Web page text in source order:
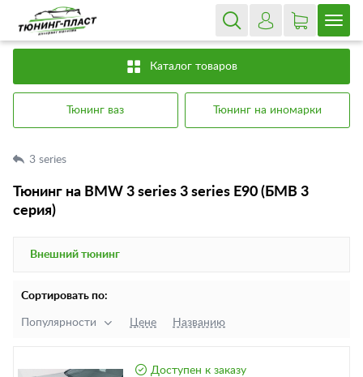
Каталог товаров
Тюнинг ваз Тюнинг на иномарки
3 series
Тюнинг на BMW 3 series 3 series E90 (БМВ 3
серия)
Внешний тюнинг
Сортировать по:
Популярности Цене Названию
Доступен к заказу